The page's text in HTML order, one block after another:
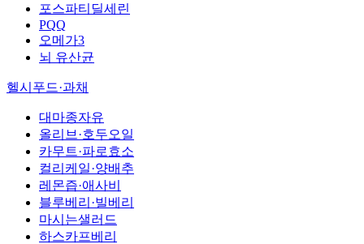
포스파티딜세린
PQQ
오메가3
뇌 유산균
헬시푸드·과채
대마종자유
올리브·호두오일
카무트·파로효소
컬리케일·양배추
레몬즙·애사비
블루베리·빌베리
마시는샐러드
하스카프베리